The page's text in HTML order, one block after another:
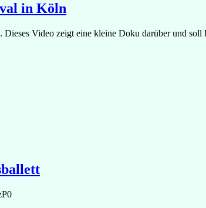
in Köln
Video zeigt eine kleine Doku darüber und